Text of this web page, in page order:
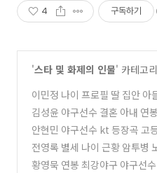
4 구독하기
'스타 및 화제의 인물' 카테고
이민정 나이 프로필 딸 집안 아
김성윤 야구선수 결혼 아내 연
가 트레이드
(0)
안현민 야구선수 kt 등장곡 고
록 홈런 신인왕 (0)
전영록 별세 나이 근황 암투병
이혼 전부인
(0)
황영묵 연봉 최강야구 야구선수